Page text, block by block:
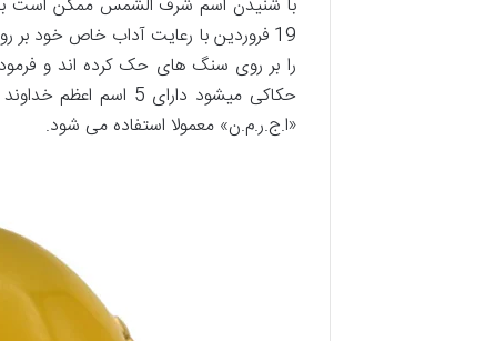
با شنیدن اسم شرف الشمس ممکن است
19 فروردین با رعایت آداب خاص خود
را بر روی سنگ های حک کرده اند و
حکاکی میشود
«ا.ج.ر.م.ن» معمولا استفاده می شود.